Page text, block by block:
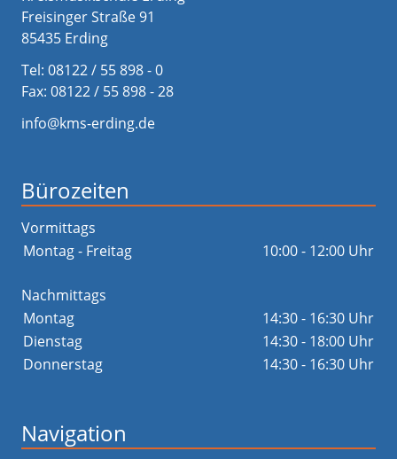
Freisinger Straße 91
85435 Erding
Tel: 08122 / 55 898 - 0
Fax: 08122 / 55 898 - 28
info@kms-erding.de
Bürozeiten
Vormittags
Montag - Freitag
10:00 - 12:00 Uhr
Nachmittags
Montag
14:30 - 16:30 Uhr
Dienstag
14:30 - 18:00 Uhr
Donnerstag
14:30 - 16:30 Uhr
Navigation